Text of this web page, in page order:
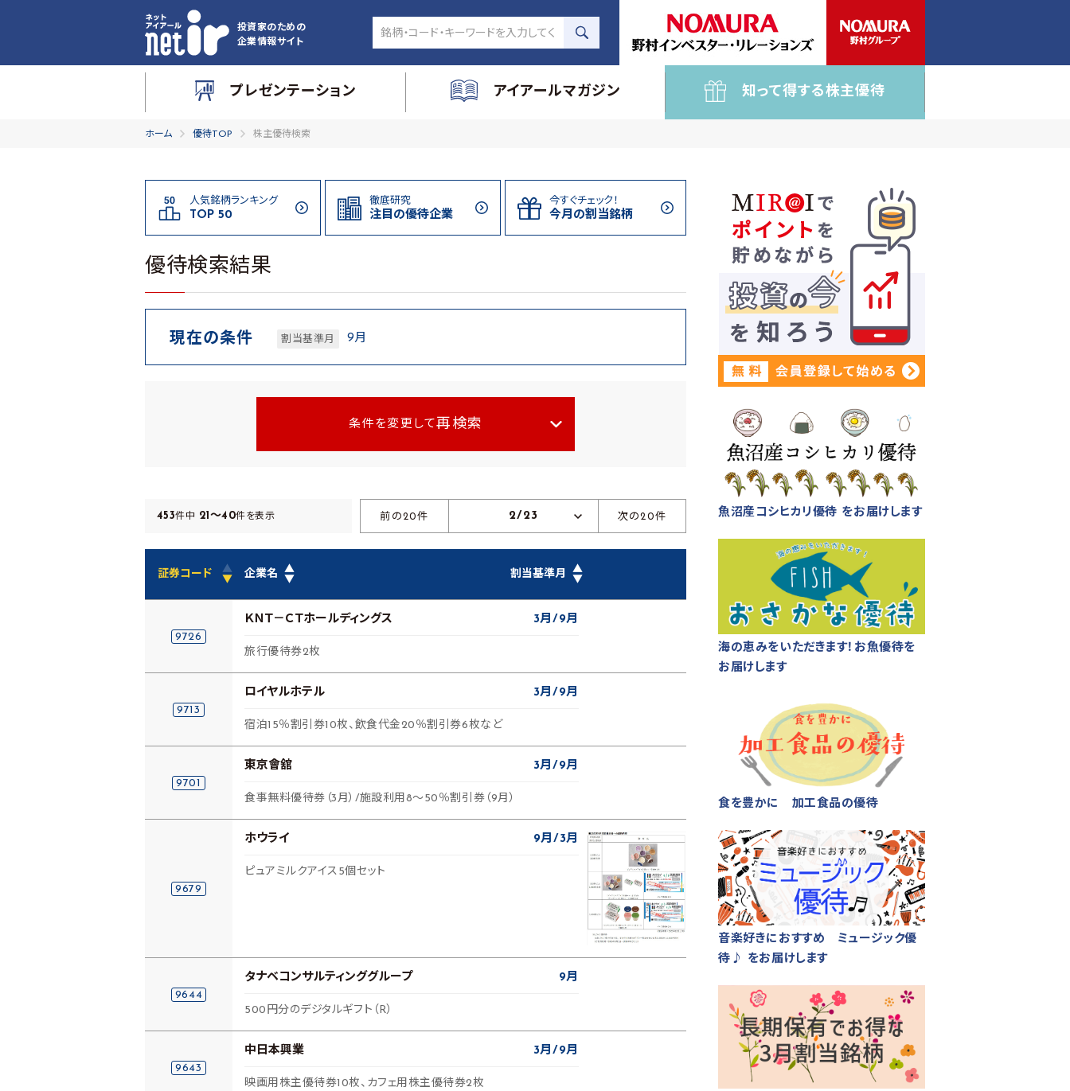
投資家のための
企業情報サイト
プレゼンテーション アイアールマガジン 知って得する株主優待
ホーム 優待TOP 株主優待検索
人気銘柄ランキング
TOP 50
徹底研究
注目の優待企業
今すぐチェック！
今月の割当銘柄
優待検索結果
現在の条件 割当基準月 9月
条件を変更して 再検索
453件中 21～40件を表示 前の20件 2/23 次の20件
▲
証券コード ▼
▲
企業名 ▼
▲
割当基準月 ▼
9726
ＫＮＴ－ＣＴホールディングス 3月 9月
旅行優待券2枚
9713
ロイヤルホテル 3月 9月
宿泊15％割引券10枚、飲食代金20％割引券6枚など
9701
東京會舘 3月 9月
食事無料優待券（3月）/施設利用8～50％割引券（9月）
9679
ホウライ 9月 3月
ピュアミルクアイス5個セット
9644
タナベコンサルティンググループ 9月
500円分のデジタルギフト（R）
9643
中日本興業 3月 9月
映画用株主優待券10枚、カフェ用株主優待券2枚
魚沼産コシヒカリ優待 をお届けします
海の恵みをいただきます！お魚優待を
お届けします
食を豊かに 加工食品の優待
音楽好きにおすすめ ミュージック優
待♪ をお届けします